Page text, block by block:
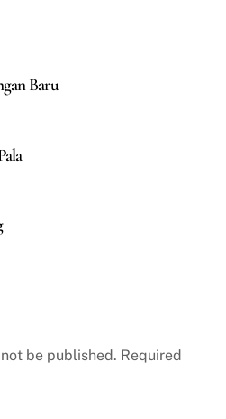
Baru
be published. Required